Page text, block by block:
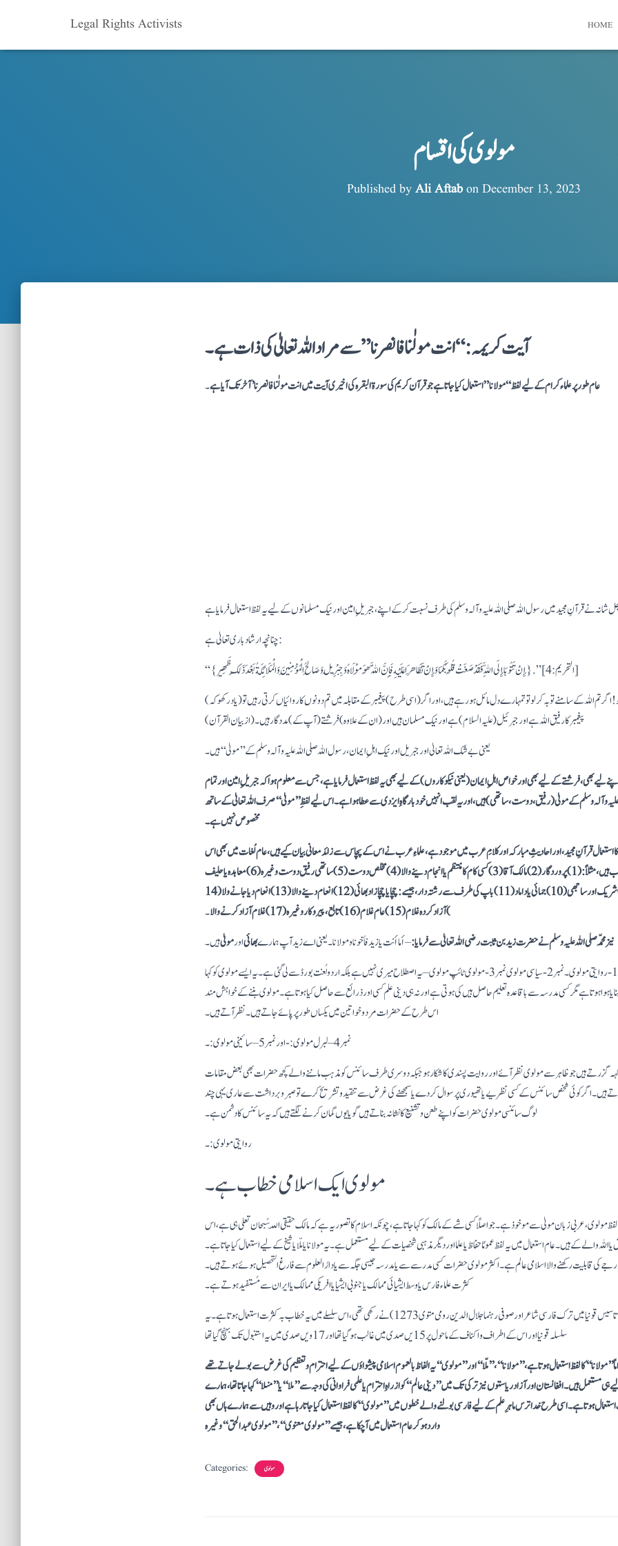
Legal Rights Activists HOME
مولوی کی اقسام
Published by Ali Aftabon December 13, 2023
آیت کریمہ: “انت مولٰنا فانصرنا” سے مراد اللہ تعالیٰ کی ذات ہے۔
عام طور پر علماء کرام کے لیے لفظ “مولانا” استعمال کیا جاتا ہے جو قرآن کریم کی سورۃ البقرہ کی اخیری آیت میں انت مولٰنا فانصرنا’ آخر تک آیا ہے۔
چنانچہ ارشاد باری تعالیٰ ہے:
“{إِنْ تَتُوبَا إِلَى اللَّهِ فَقَدْ صَغَتْ قُلُوبُكُمَا وَإِنْ تَظَاهَرَا عَلَيْهِ فَإِنَّ اللَّهَ هُوَ مَوْلَاهُ وَجِبْرِيلُ وَصَالِحُ الْمُؤْمِنِينَ وَالْمَلَائِكَةُ بَعْدَ ذَلِكَ ظَهِير} .”[التحريم: 4]
تم اللہ کے سامنے تو بہ کرلو تو تمہارے دل مائل ہورہے ہیں، اور اگر (اسی طرح) پیغمبر کے مقابلہ میں تم دونوں کا روائیاں کرتی رہیں تو (یاد رکھو کہ)
پیغمبر کا رفیق اللہ ہے اور جبرئیل (علیہ السلام) ہے اور نیک مسلمان ہیں اور (ان کے علاوہ) فرشتے (آپ کے) مددگار ہیں۔ (از بیان القرآن)
یعنی بے شک اللہ تعالیٰ اورجبریل اور نیک اہلِ ایمان، رسول اللہ صلی اللہ علیہ وآلہ وسلم کے ’’مولیٰ‘‘ ہیں۔
لیے بھی، فرشتے کے لیے بھی اور خواص اہلِ ایمان(یعنی نیکوکاروں)کے لیے بھی یہ لفظ استعمال فرمایاہے، جس سے معلوم ہواکہ جبریلِ امین اور تمام
علیہ وآلہ وسلم کے مولیٰ (رفیق، دوست، ساتھی)ہیں، اور یہ لقب انہیں خود بارگاہِ ایزدی سے عطاہواہے۔ اس لیے لفظِ ’’مولیٰ‘‘ صرف اللہ تعالیٰ کے ساتھ
مخصوص نہیں ہے۔
استعمال قرآنِ مجید، اور احادیثِ مبارکہ اورکلامِ عرب میں موجودہے، علماءِ عرب نے اس کے پچاس سے زائد معانی بیان کیے ہیں، عام لُغات میں بھی اس
کے 17 سے زائد معانی بآسانی دست یاب ہیں، مثلاً : (1) پروردگار ( 2 ) مالک آقا ( 3 ) کسی کام کا منتظم یا انجام دینے والا ( 4 ) مخلص دوست ( 5 ) ساتھی رفیق دوست وغیرہ ( 6 ) معاہدہ یا حلیف
( 7 ) آنے والا مہمان ( 8 ) پڑوسی (9) شریک اور ساجھی ( 10 ) جمائی یا داماد ( 11 ) باپ کی طرف سے رشتہ دار، جیسے: چچا یا چچا زاد بھائی ( 12 ) انعام دینے والا ( 13 ) انعام دیا جانے ولا ( 14
) آزاد کردہ غلام ( 15 ) عام غلام ( 16 ) تابع، پیرو کار وغیرہ ( 17 ) غلام آزاد کرنے والا
۔
نیز محمّد صلی اللہ علیہ وسلم نے حضرت زید بن ثابت رضی اللہ تعالیٰ سے فرمایا :– أما أنت يا زيد فأخونا ومولانا۔یعنی اے زید آپ ہمارےبھائیاورمولیٰہیں ۔
مولوی کی پانچ اقسام یا نام ہیں- نمبر :- 1- روایتی مولوی۔ نمبر 2- سیاسی مولوی نمبر 3- مولوی ٹائپ مولوی – یہ اصطلاح میری نہیں ہے بلکہ اردو لُغت بورڈ سے لی گئی ہے۔ یہ ایسے مولوی کو کہا
ہوا ہوتا ہے مگر کسی مدرسہ سے باقاعدہ تعلیم حاصل ہیں کی ہوتی ہے اور نہ ہی دینی علم کسی اور ذرائع سے حاصل کیا ہوتا ہے۔ مولوی بننے کے خواہش مند
اس طرح کے حضرات مرد و خواتین میں یکساں طور پر پائے جاتے ہیں ۔ نظر آتے ہیں۔
نمبر 4 – لبرل مولوی :- اور نمبر 5 – سائینی مولوی: ۔
گزرتے ہیں جو ظاہر سے مولوی نظر آئے اور روایت پسندی کا شکار ہو جبکہ دوسری طرف سائنس کو مذہب ماننے والے کچھ حضرات بھی بعض مقامات
ہیں۔ اگر کوئی شخص سائنس کے کسی نظریے یا تھیوری پر سوال کر دے یا سمجھنے کی غرض سے تنقید و تشریح کرے تو صبر و برداشت سے عاری یہی چند
لوگ سائنسی مولوی حضرات کو اپنےطعن و تشنیع کا نشانہ بناتے ہیں گویا یوں گمان کرنے لگتے ہیں کہ یہ سائنس کا دشمن ہے۔
روایتی مولوی:۔
مولوی ایک اسلامی خطاب ہے۔
مولوی، عربی زبان مولیٰ سے موخوذ ہے۔ جو اصلًا کسی شے کے مالک کو کہا جاتا ہے، چونکہ اسلام کا تصور یہ ہے کہ مالک حقیقی اللّہ سُبحان تعلی ہی ہے، اس
والے کے ہیں۔ عام استعمال میں یہ لفظ عمومًا حفاظ یا علما اور دیگر مذہبی شخصیات کے لیے مستعمل ہے۔ یہ مولانا یا ملّا یا شیخ کے لیے استعمال کیا جاتا ہے۔
کی قابلیت رکھنے والا اسلامی عالم ہے۔ اکثر مولوی حضرات کسی مدرسے سے یا مدرسہ جیسی جگہ سے یا دارُالعلوم سے فارغ التحصیل ہوئے ہوتے ہیں۔
کثرت علماء فارس یا وسط ایشیائی ممالک یا جنوبی ایشیا یا افریکی ممالک یا ایران سے مُستفید ہوتے ہے۔
صوفیوں کی مولوی برادری جس کی تاسیس قونیا میں ترک فارسی شاعر اور صوفی رہنما جلال الدین رومی متوی 1273 ) نے رکھی تھی، اس سلسلے میں یہ خطاب بہ کثرت استعمال ہوتا ہے۔ یہ
سلسلہ قونیا اور اس کے اطراف و اکناف کے ماحول پر 15 یں صدی میں غالب ہو گیا تھا اور 17 ویں صدی میں یہ استنبول تک بہنچ گیا تھا
کا لفظ استعمال ہوتا ہے، ’’مولانا‘‘ ، ’’ملّا‘‘ اور ’’مولوی‘‘ یہ الفاظ بالعموم اسلامی پیشواؤں کے لیے احترام و تعظیم کی غرض سے بولے جاتے تھے
ہیں۔ افغانستان اور آزاد ریاستوں نیز ترکی تک میں ’’دینی عالم‘‘ کو ازراہِ احترام یا علمی فراوانی کی وجہ سے ’’ملا‘‘ یا ’’منلا‘‘ کہا جاتا تھا، ہمارے
ہوتا ہے۔ اسی طرح خداترس ماہرِ علم کے لیے فارسی بولنے والے خطوں میں ’’مولوی‘‘ کا لفظ استعمال کیا جاتا رہا ہے اور وہیں سے ہمارے ہاں بھی
وارد ہوکر عام استعمال میں آچکا ہے، جیسے ’’مولوی معنوی‘‘ ، ’’مولوی عبدالحق‘‘ وغیرہ
Categories: مولوی